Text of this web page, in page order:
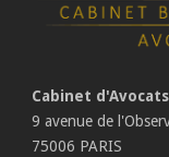
Cabinet d'Avocats
9 avenue de
75006 PARIS